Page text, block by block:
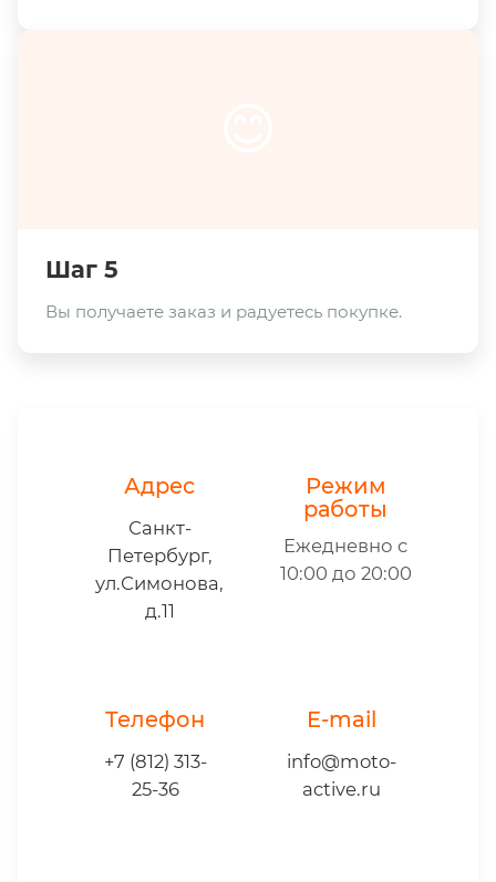
Шаг 5
Вы получаете заказ и радуетесь покупке.
Адрес
Санкт-
Петербург,
ул.Симонова,
д.11
Режим
работы
Ежедневно с
10:00 до 20:00
Телефон
+7 (812) 313-
25-36
E-mail
info@moto-
active.ru